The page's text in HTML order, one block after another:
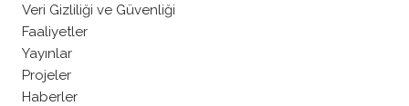
Veri Gizliliği ve Güvenliği
Faaliyetler
Yayınlar
Projeler
Haberler